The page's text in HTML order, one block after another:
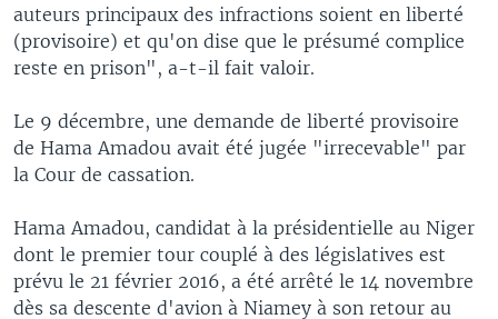
auteurs principaux des infractions soient en liberté
(provisoire) et qu'on dise que le présumé complice
reste en prison", a-t-il fait valoir.
Le 9 décembre, une demande de liberté provisoire
de Hama Amadou avait été jugée "irrecevable" par
la Cour de cassation.
Hama Amadou, candidat à la présidentielle au Niger
dont le premier tour couplé à des législatives est
prévu le 21 février 2016, a été arrêté le 14 novembre
dès sa descente d'avion à Niamey à son retour au